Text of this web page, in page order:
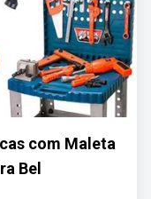
com Maleta
Bel